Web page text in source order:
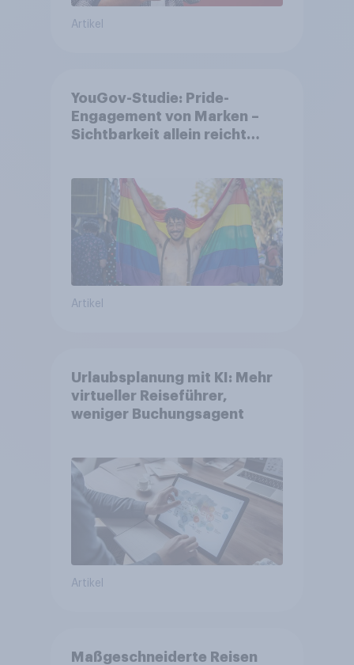
Artikel
YouGov-Studie: Pride-
Engagement von Marken –
Sichtbarkeit allein reicht
Artikel
Urlaubsplanung mit KI: Mehr
virtueller Reiseführer,
weniger Buchungsagent
Artikel
Maßgeschneiderte Reisen